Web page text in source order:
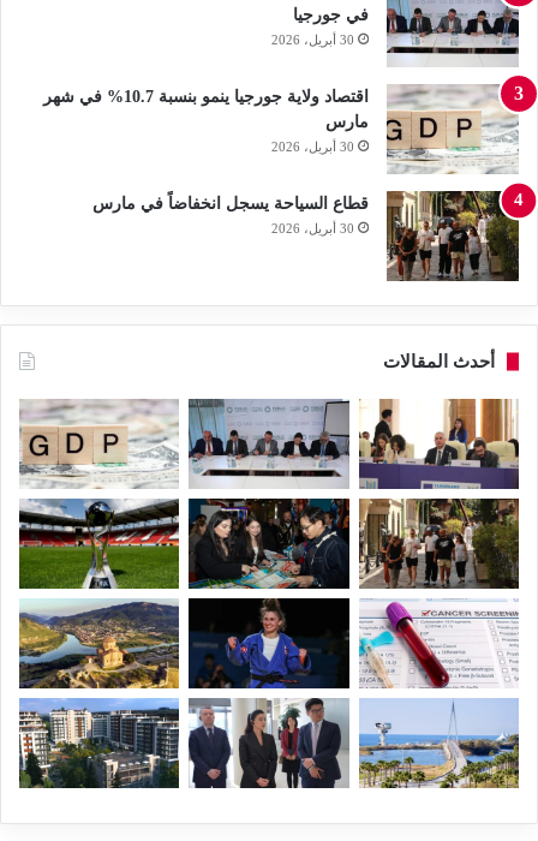
في جورجيا
30 أبريل، 2026
اقتصاد ولاية جورجيا ينمو بنسبة 10.7% في شهر
مارس
30 أبريل، 2026
قطاع السياحة يسجل انخفاضاً في مارس
30 أبريل، 2026
أحدث المقالات